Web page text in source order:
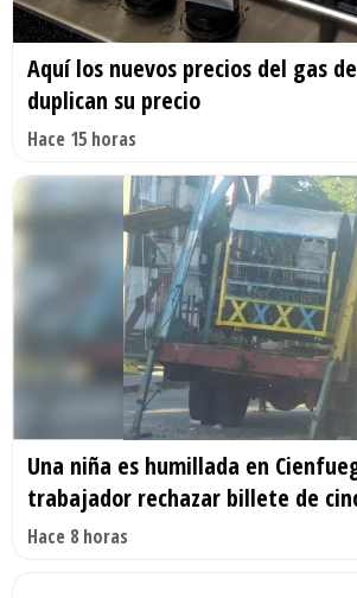
Aquí los nuevos precios del gas
duplican su precio
Hace 15 horas
Una niña es humillada en
trabajador rechazar billete de
Hace 8 horas